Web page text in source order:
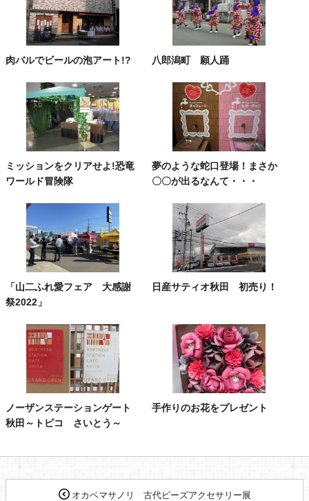
肉バルでビールの泡アート!? 八郎潟町 願人踊
ミッションをクリアせよ!恐竜
ワールド冒険隊
夢のような蛇口登場！まさか
〇〇が出るなんて・・・
「山二ふれ愛フェア 大感謝
祭2022」
日産サティオ秋田 初売り！
ノーザンステーションゲート
秋田～トピコ さいとう～
手作りのお花をプレゼント
オカベマサノリ 古代ビーズアクセサリー展